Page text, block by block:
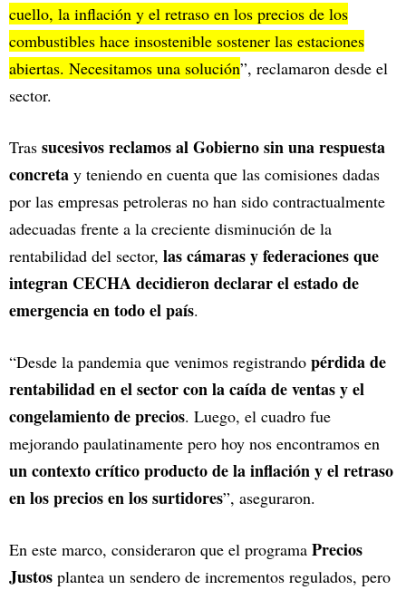
cuello, la inflación y el retraso en los precios de los
combustibles hace insostenible sostener las estaciones
abiertas. Necesitamos una solución”, reclamaron desde el
sector.
Tras sucesivos reclamos al Gobierno sin una respuesta
concreta y teniendo en cuenta que las comisiones dadas
por las empresas petroleras no han sido contractualmente
adecuadas frente a la creciente disminución de la
rentabilidad del sector, las cámaras y federaciones que
integran CECHA decidieron declarar el estado de
emergencia en todo el país.
“Desde la pandemia que venimos registrando pérdida de
rentabilidad en el sector con la caída de ventas y el
congelamiento de precios. Luego, el cuadro fue
mejorando paulatinamente pero hoy nos encontramos en
un contexto crítico producto de la inflación y el retraso
en los precios en los surtidores”, aseguraron.
En este marco, consideraron que el programa Precios
Justos plantea un sendero de incrementos regulados, pero